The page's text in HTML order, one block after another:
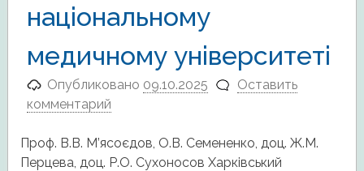
національному
медичному університеті
Опубликовано 09.10.2025
Оставить
комментарий
Проф. В.В. М’ясоєдов, О.В. Семененко, доц. Ж.М.
Перцева, доц. Р.О. Сухоносов Харківський